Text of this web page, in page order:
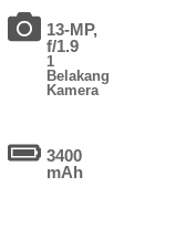
13-MP,
f/1.9
1
Belakang
Kamera
3400
mAh